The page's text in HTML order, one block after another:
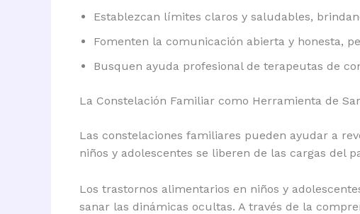
Establezcan límites claros y saludables,
Fomenten la comunicación abierta y honesta,
Busquen ayuda profesional de terapeutas de
La Constelación Familiar como Herramienta de
Las constelaciones familiares pueden ayudar a
niños y adolescentes se liberen de las cargas del
Los trastornos alimentarios en niños y
sanar las dinámicas ocultas. A través de la